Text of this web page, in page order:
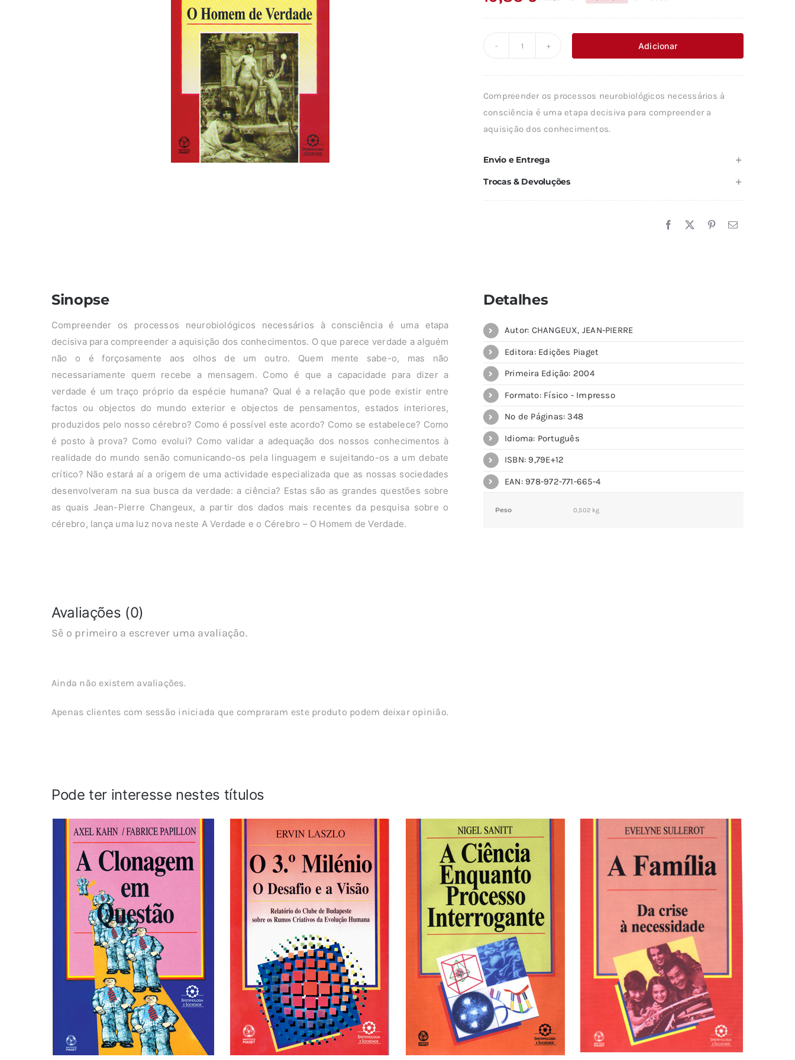
O
era:
O
é:
VERDADE
Adicionar
Compreender os processos neurobiológicos necessários à
consciência é uma etapa decisiva para compreender a
aquisição dos conhecimentos.
Envio e Entrega
Trocas & Devoluções
Sinopse
Compreender os processos neurobiológicos necessários à consciência é uma etapa
decisiva para compreender a aquisição dos conhecimentos. O que parece verdade a alguém
não o é forçosamente aos olhos de um outro. Quem mente sabe-o, mas não
necessariamente quem recebe a mensagem. Como é que a capacidade para dizer a
verdade é um traço próprio da espécie humana? Qual é a relação que pode existir entre
factos ou objectos do mundo exterior e objectos de pensamentos, estados interiores,
produzidos pelo nosso cérebro? Como é possível este acordo? Como se estabelece? Como
é posto à prova? Como evolui? Como validar a adequação dos nossos conhecimentos à
realidade do mundo senão comunicando-os pela linguagem e sujeitando-os a um debate
crítico? Não estará aí a origem de uma actividade especializada que as nossas sociedades
desenvolveram na sua busca da verdade: a ciência? Estas são as grandes questões sobre
as quais Jean-Pierre Changeux, a partir dos dados mais recentes da pesquisa sobre o
cérebro, lança uma luz nova neste A Verdade e o Cérebro – O Homem de Verdade.
Detalhes
Autor: CHANGEUX, JEAN-PIERRE
Editora: Edições Piaget
Primeira Edição: 2004
Formato: Físico - Impresso
Nº de Páginas: 348
Idioma: Português
ISBN: 9,79E+12
EAN: 978-972-771-665-4
Peso 0,502 kg
Avaliações (0)
Sê o primeiro a escrever uma avaliação.
Ainda não existem avaliações.
Apenas clientes com sessão iniciada que compraram este produto podem deixar opinião.
Pode ter interesse nestes títulos